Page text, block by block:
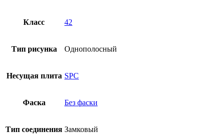
Класс 42
Тип рисунка Однополосный
Несущая плита SPC
Фаска Без фаски
Тип соединения Замковый